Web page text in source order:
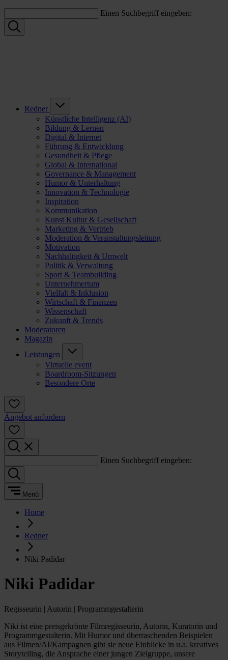
Einen Suchbegriff eingeben:
Redner
Künstliche Intelligenz (AI)
Bildung & Lernen
Digital & Internet
Führung & Entwicklung
Gesundheit & Pflege
Global & International
Governance & Management
Humor & Unterhaltung
Innovation & Technologie
Inspiration
Kommunikation
Kunst Kultur & Gesellschaft
Marketing & Vertrieb
Moderation & Veranstaltungsleitung
Motivation
Nachhaltigkeit & Umwelt
Politik & Verwaltung
Sport & Teambuilding
Unternehmertum
Vielfalt & Inklusion
Wirtschaft & Finanzen
Wissenschaft
Zukunft & Trends
Moderatoren
Magazin
Leistungen
Virtuelle event
Boardroom-Sitzungen
Besondere Orte
Angebot anfordern
Einen Suchbegriff eingeben:
Menü
Home
Redner
Niki Padidar
Niki Padidar
Regisseurin | Autorin | Programmgestalterin
Niki ist eine preisgekrönte Filmregisseurin, Autorin, Kuratorin und
Programmgestalterin. Mit Humor und überraschenden Beispielen
aus Filmen/AI/Kampagnen gibt sie neue Einblicke in u.a. kreatives
Storytelling, die Ansprache einer jungen Zielgruppe, unsere